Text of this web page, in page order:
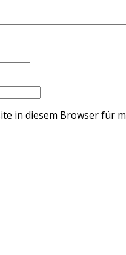
in diesem Browser für